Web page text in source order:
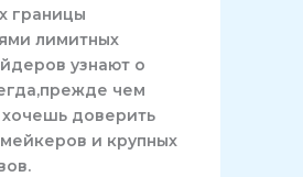
границы
лимитных
узнают о
чем
хочешь доверить
и крупных